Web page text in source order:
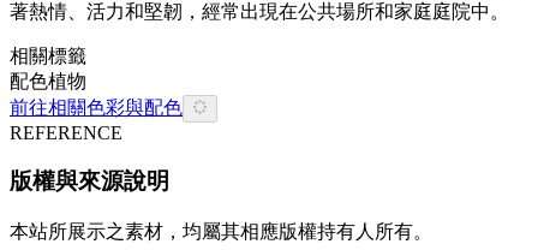
著熱情、活力和堅韌，經常出現在公共場所和家庭庭院中。
相關標籤
配色植物
前往相關色彩與配色
REFERENCE
版權與來源說明
本站所展示之素材，均屬其相應版權持有人所有。